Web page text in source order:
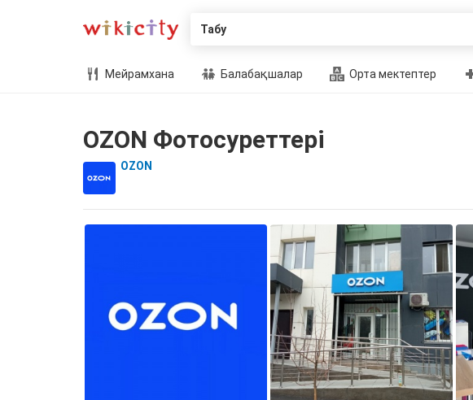
Табу
Мейрамхана Балабақшалар Орта мектептер
OZON Фотосуреттері
OZON